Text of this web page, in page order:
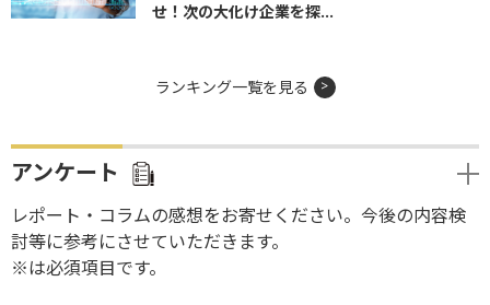
せ！次の大化け企業を探...
ランキング一覧を見る
アンケート
レポート・コラムの感想をお寄せください。今後の内容検
討等に参考にさせていただきます。
※は必須項目です。